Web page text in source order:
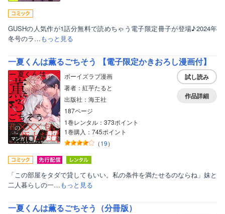
GUSHの人気作が1話分無料で読めちゃう電子限定冊子が登場♪2024年
冬号のラ…もっと見る
一夏くんは薫るごちそう 【電子限定かきおろし漫画付】
マンガ｜巻
ボーイズラブ漫画
著者：紅芋たると
出版社：海王社
187ページ
1巻レンタル：373ポイント
1巻購入：745ポイント
（19）
試し読み
作品詳細
「この部屋をタダで貸してもいい。私の条件を満たせるのならね」妹と
二人暮らしの一…もっと見る
一夏くんは薫るごちそう（分冊版）